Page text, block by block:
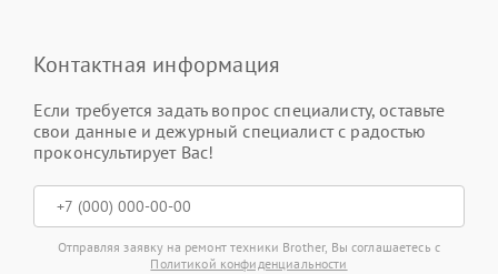
Контактная информация
Если требуется задать вопрос специалисту, оставьте
свои данные и дежурный специалист с радостью
проконсультирует Вас!
Отправляя заявку на ремонт техники Brother, Вы соглашаетесь с
Политикой конфиденциальности